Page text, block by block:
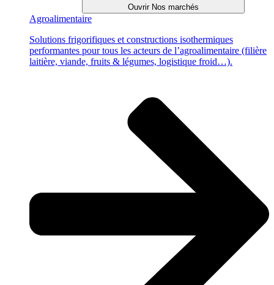
Ouvrir Nos marchés
Agroalimentaire
Solutions frigorifiques et constructions isothermiques
performantes pour tous les acteurs de l’agroalimentaire (filière
laitière, viande, fruits & légumes, logistique froid…).